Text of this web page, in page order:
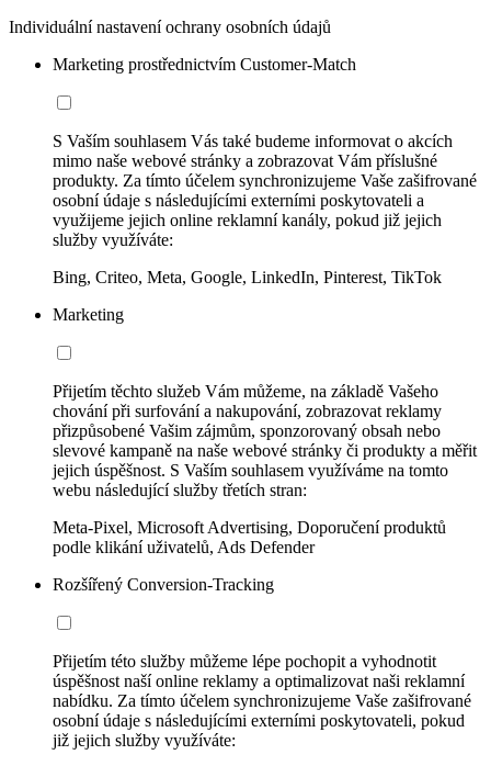
Individuální nastavení ochrany osobních údajů
Marketing prostřednictvím Customer-Match
S Vaším souhlasem Vás také budeme informovat o akcích
mimo naše webové stránky a zobrazovat Vám příslušné
produkty. Za tímto účelem synchronizujeme Vaše zašifrované
osobní údaje s následujícími externími poskytovateli a
využijeme jejich online reklamní kanály, pokud již jejich
služby využíváte:
Bing, Criteo, Meta, Google, LinkedIn, Pinterest, TikTok
Marketing
Přijetím těchto služeb Vám můžeme, na základě Vašeho
chování při surfování a nakupování, zobrazovat reklamy
přizpůsobené Vašim zájmům, sponzorovaný obsah nebo
slevové kampaně na naše webové stránky či produkty a měřit
jejich úspěšnost. S Vaším souhlasem využíváme na tomto
webu následující služby třetích stran:
Meta-Pixel, Microsoft Advertising, Doporučení produktů
podle klikání uživatelů, Ads Defender
Rozšířený Conversion-Tracking
Přijetím této služby můžeme lépe pochopit a vyhodnotit
úspěšnost naší online reklamy a optimalizovat naši reklamní
nabídku. Za tímto účelem synchronizujeme Vaše zašifrované
osobní údaje s následujícími externími poskytovateli, pokud
již jejich služby využíváte: